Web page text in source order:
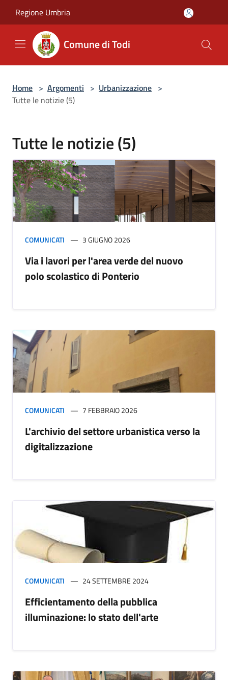
Regione Umbria
Comune di Todi
Home > Argomenti > Urbanizzazione >
Tutte le notizie (5)
Tutte le notizie (5)
COMUNICATI 3 GIUGNO 2026
Via i lavori per l'area verde del nuovo
polo scolastico di Ponterio
COMUNICATI 7 FEBBRAIO 2026
L'archivio del settore urbanistica verso la
digitalizzazione
COMUNICATI 24 SETTEMBRE 2024
Efficientamento della pubblica
illuminazione: lo stato dell'arte